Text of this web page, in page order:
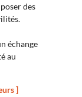
des
échange
au
]